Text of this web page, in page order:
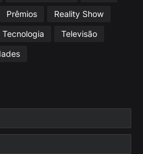
Prêmios
Reality Show
Tecnologia
Televisão